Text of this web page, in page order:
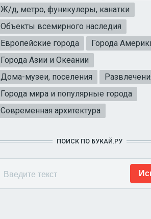
Ж/д, метро, фуникулеры, канатки
Объекты всемирного наследия
Европейские города
Города
Города Азии и Океании
Дома-музеи, поселения
Города мира и популярные города
Современная архитектура
ПОИСК ПО БУКАЙ.РУ